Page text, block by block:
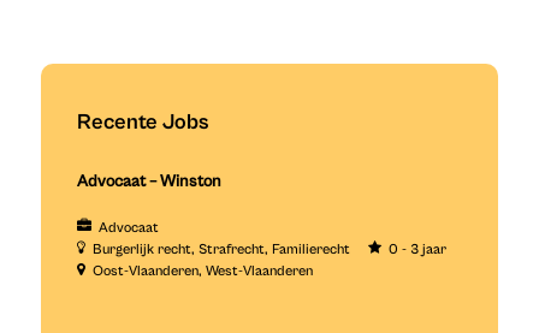
Recente Jobs
Advocaat – Winston
Advocaat
Burgerlijk recht Strafrecht Familierecht
0 - 3 jaar
Oost-Vlaanderen West-Vlaanderen